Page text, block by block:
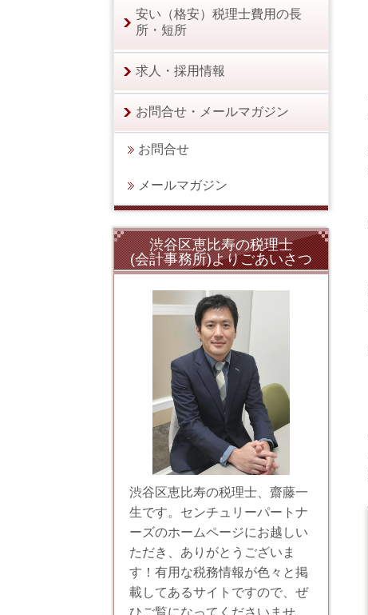
安い（格安）税理士費用の長
所・短所
求人・採用情報
お問合せ・メールマガジン
お問合せ
メールマガジン
渋谷区恵比寿の税理士
(会計事務所)よりごあいさつ
渋谷区恵比寿の税理士、齋藤一
生です。センチュリーパートナ
ーズのホームページにお越しい
ただき、ありがとうございま
す！有用な税務情報が色々と掲
載してあるサイトですので、ぜ